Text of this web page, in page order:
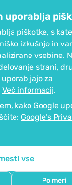
uporablja
piškotke, s
izkušnjo in
vsebine.
strani,
za
Več informacij.
kako Google
Google’s
vse
Po meri
|   Be Healthy Group